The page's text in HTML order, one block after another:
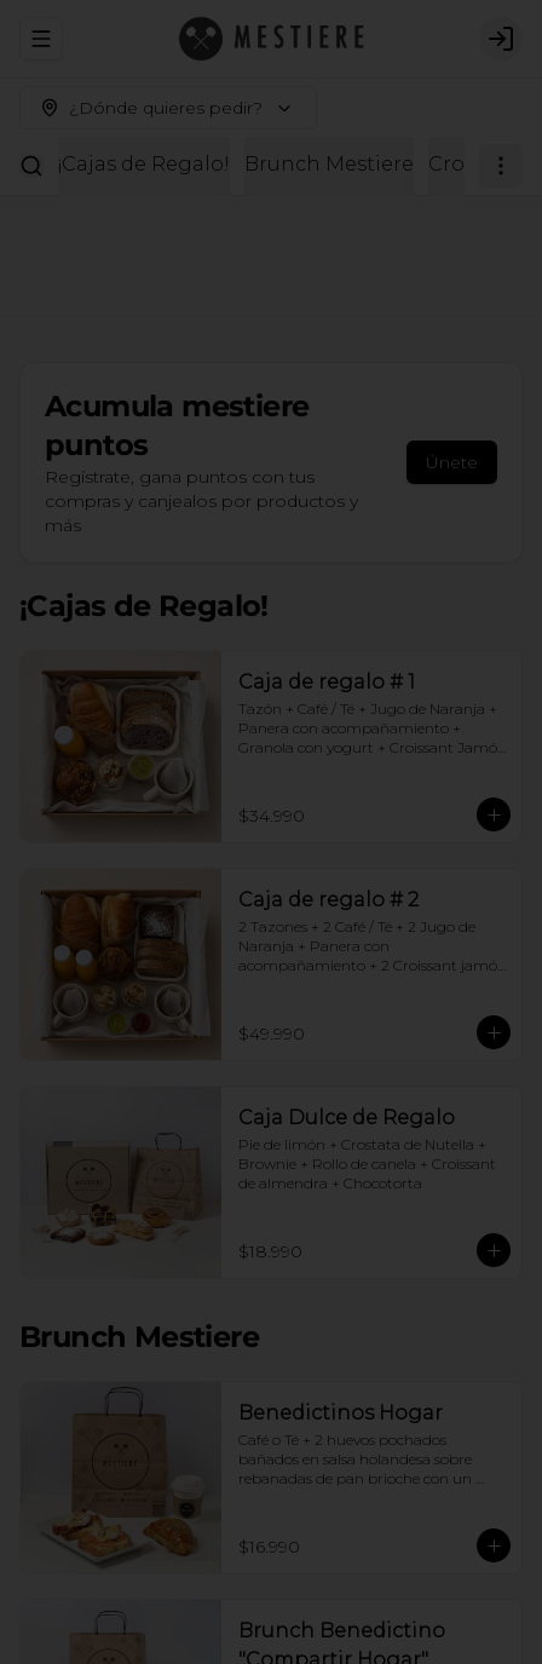
Abrir menu de navegación
¿Dónde quieres pedir?
¡Cajas de Regalo! Brunch Mestiere
Acumula mestiere
puntos
Regístrate, gana puntos con tus
compras y canjealos por productos y
más
Únete
¡Cajas de Regalo!
Caja de regalo # 1
Tazón + Café / Té + Jugo de Naranja +
Panera con acompañamiento +
Granola con yogurt + Croissant Jamón
$34.990
Caja de regalo # 2
2 Tazones + 2 Café / Té + 2 Jugo de
Naranja + Panera con
acompañamiento + 2 Croissant jamón
$49.990
Caja Dulce de Regalo
Pie de limón + Crostata de Nutella +
Brownie + Rollo de canela + Croissant
de almendra + Chocotorta
$18.990
Brunch Mestiere
Benedictinos Hogar
Café o Té + 2 huevos pochados
bañados en salsa holandesa sobre
rebanadas de pan brioche con un
$16.990
Brunch Benedictino